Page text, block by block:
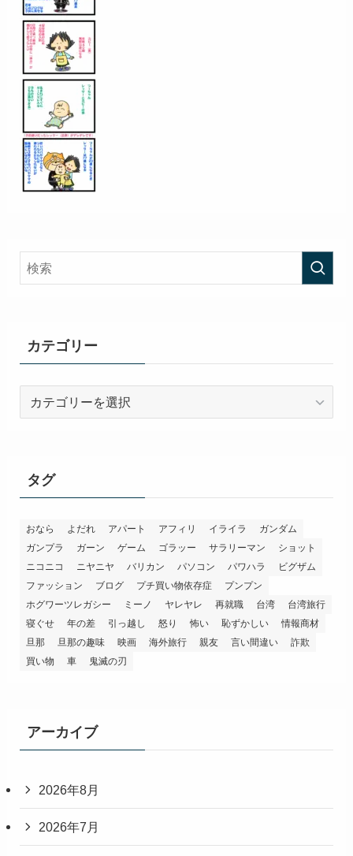
カテゴリー
タグ
おなら よだれ アパート アフィリ イライラ
ガンダム
ガンプラ
ガーン ゲーム ゴラッー サラリーマン
ショット
ニコニコ
ニヤニヤ バリカン パソコン パワハラ
ビグザム
ファッション
ブログ プチ買い物依存症
プンプン
ホグワーツレガシー
ミーノ ヤレヤレ 再就職 台湾
台湾旅行
寝ぐせ
年の差 引っ越し 怒り 怖い 恥ずかしい
情報商材
旦那
旦那の趣味 映画 海外旅行 親友 言い間違い
詐欺
買い物
車 鬼滅の刃
アーカイブ
2026年8月
2026年7月